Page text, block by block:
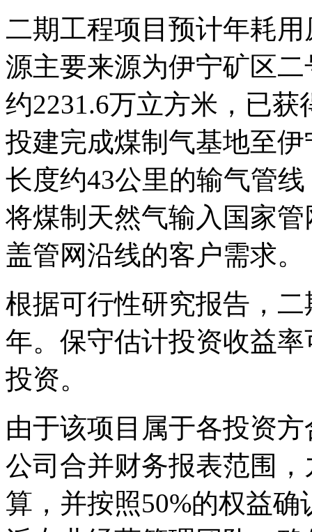
二期工程项目预计年耗
源主要来源为伊宁矿区
约2231.6万立方米，已
投建完成煤制气基地至
长度约43公里的输气管
将煤制天然气输入国家
盖管网沿线的客户需求。
根据可行性研究报告，
年。保守估计投资收益
投资。
由于该项目属于各投资
公司合并财务报表范围
算，并按照50%的权益